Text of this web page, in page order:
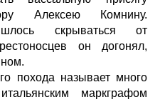
Алексею Комнину.
скрываться от
он догонял,
похода называет много
маркграфом